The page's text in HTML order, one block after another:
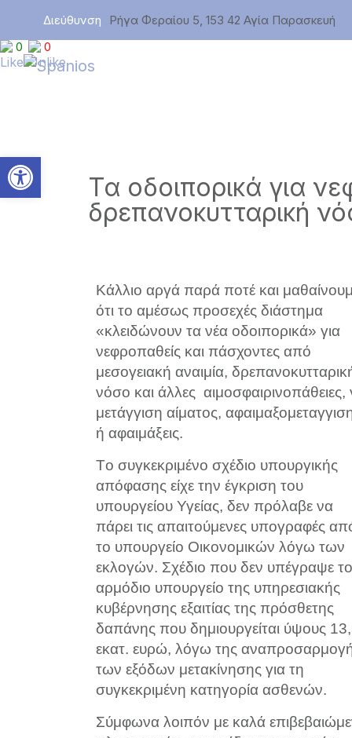
Διεύθυνση Ρήγα Φεραίου 5, 153 42 Αγία Παρασκευή
0 0
Τα οδοιπορικά για
δρεπανοκυτταρική
Κάλλιο αργά παρά ποτέ και
ότι το αμέσως προσεχές διάστημα
«κλειδώνουν τα νέα οδοιπορικά» για
νεφροπαθείς και πάσχοντες από
μεσογειακή αναιμία,
νόσο και άλλες αιμοσφαιρινοπάθειες,
μετάγγιση αίματος,
ή αφαιμάξεις.
Tο συγκεκριμένο σχέδιο υπουργικής
απόφασης είχε την έγκριση του
υπουργείου Υγείας, δεν πρόλαβε να
πάρει τις απαιτούμενες υπογραφές
το υπουργείο Οικονομικών λόγω των
εκλογών. Σχέδιο που δεν υπέγραψε το
αρμόδιο υπουργείο της υπηρεσιακής
κυβέρνησης εξαιτίας της πρόσθετης
δαπάνης που δημιουργείται ύψους
εκατ. ευρώ, λόγω της
των εξόδων μετακίνησης για τη
συγκεκριμένη κατηγορία ασθενών.
Σύμφωνα λοιπόν με καλά
Ανοίξτε τη γραμμή εργαλείων